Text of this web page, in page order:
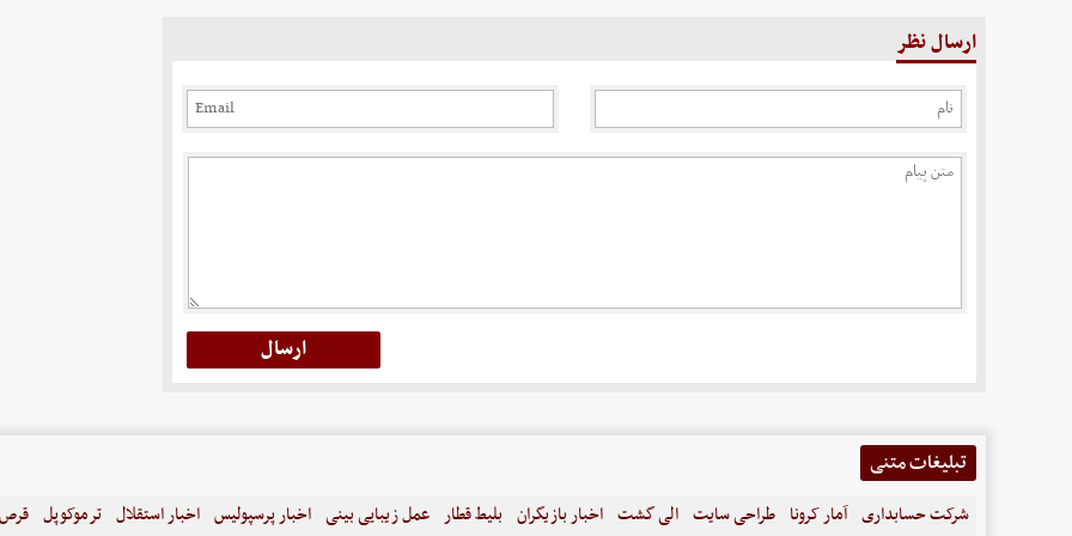
ارسال نظر
تبلیغات متنی
شرکت حسابداری آمار کرونا طراحی سایت الی گشت اخبار بازیگران بلیط قطار عمل زیبایی بینی اخبار پرسپولیس اخبار استقلال ترموکوپل قرص